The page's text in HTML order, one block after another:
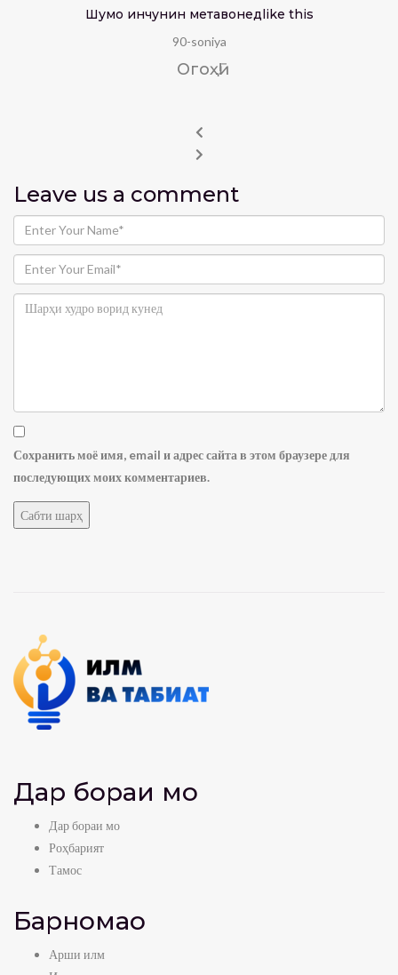
Шумо инчунин метавонедlike this
90-soniya
Огоҳӣ!
Leave us a comment
Сохранить моё имя, email и адрес сайта в этом браузере для
последующих моих комментариев.
Дар бораи мо
Дар бораи мо
Роҳбарият
Тамос
Барномаҳо
Арши илм